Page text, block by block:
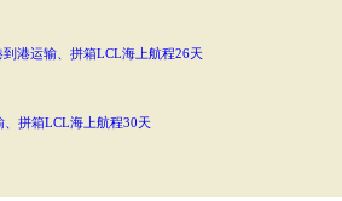
港运输、拼箱LCL海上航程26天
、拼箱LCL海上航程30天